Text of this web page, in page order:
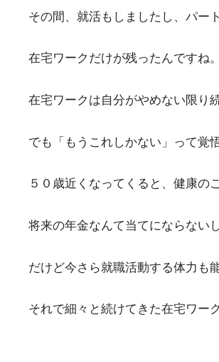
その間、就活もしましたし、パー
在宅ワークだけが残ったんですね。
在宅ワークは自分がやめない限り
でも「もうこれしかない」って覚
５０歳近くなってくると、健康の
将来の年金なんて当てにならない
だけど今さら就職活動する体力も
それで細々と続けてきた在宅ワー